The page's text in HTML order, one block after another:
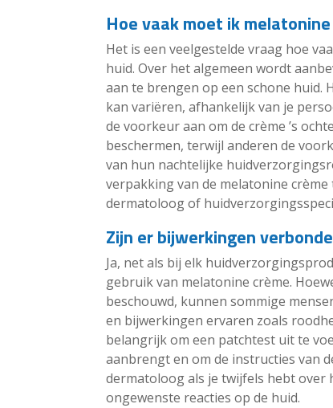
Hoe vaak moet ik
Het is een veelgestelde vraag hoe
huid. Over het algemeen wordt
aan te brengen op een schone huid.
kan variëren, afhankelijk van je
de voorkeur aan om de crème ’s
beschermen, terwijl anderen de
van hun nachtelijke
verpakking van de melatonine
dermatoloog of
Zijn er bijwerkingen
Ja, net als bij elk
gebruik van melatonine crème.
beschouwd, kunnen sommige
en bijwerkingen ervaren zoals
belangrijk om een patchtest uit te
aanbrengt en om de instructies van
dermatoloog als je twijfels hebt over
ongewenste reacties op de huid.